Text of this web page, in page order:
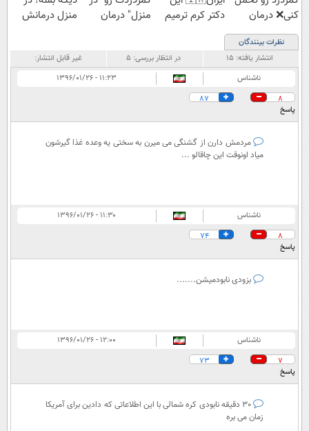
کنی❌ درمان
بدون جراحی و
قرص
(پرسشنامه)
دکتر کرم ترمیم
منزل" درمان
منزل درمانش
نظرات بینندگان
انتشار یافته: ۱۵ در انتظار بررسی: ۵
غیر قابل انتشار:
ناشناس
۱۱:۲۳ - ۱۳۹۶/۰۱/۲۶
8
87
پاسخ
مردمش دارن از گشنگی می میرن به سختی یه وعده غذا گیرشون
میاد اونوقت این چاقالو ...
ناشناس
۱۱:۳۰ - ۱۳۹۶/۰۱/۲۶
8
74
پاسخ
بزودی نابودمیشن.......
ناشناس
۱۲:۰۰ - ۱۳۹۶/۰۱/۲۶
7
73
پاسخ
30 دقیقه نابودی کره شمالی با این اطلاعاتی که دادین برای آمریکا
زمان می بره